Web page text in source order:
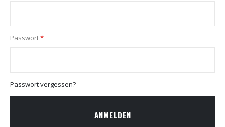
Passwort
Passwort vergessen?
ANMELDEN